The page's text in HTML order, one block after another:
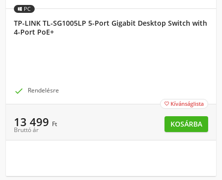
PC
TP-LINK TL-SG1005LP 5-Port Gigabit Desktop Switch with
4-Port PoE+
 Rendelésre
 Kívánságlista
13 499 Ft
Bruttó ár
KOSÁRBA